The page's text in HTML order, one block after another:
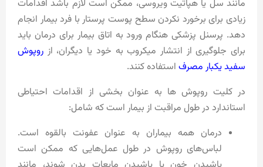
مانند سل یا هپاتیت ویروسی، ممکن است لازم باشد اقدامات
زیادی برای برخورد نکردن سطح پوست پرستار با فرد بیمار انجام
دهد. پرسنل پزشکی هنگام ورود به اتاق بیمار برای درمان باید
برای جلوگیری از انتشار میکروب به خود یا دیگران، از روپوش
سفید یکبار مصرف استفاده کنند.
در کلیت روپوش ها به عنوان بخشی از اقدامات احتیاطی
استاندارد در طول مراقبت از بیمار است که شامل:
درمان همه بیماران به عنوان عفونت بالقوه است.
لباس‌های روپوش در طول عمل‌هایی که ممکن است